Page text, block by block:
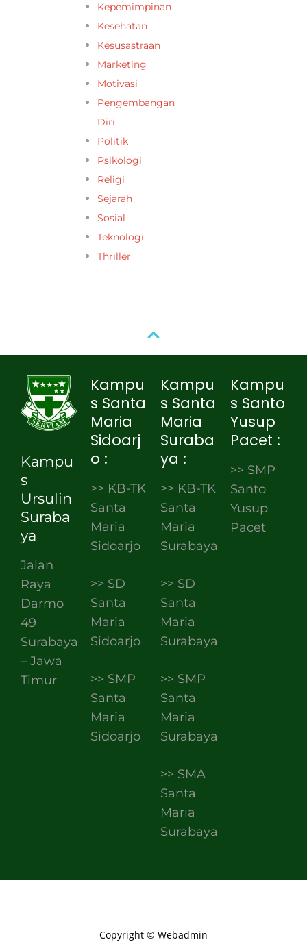
Kepemimpinan
Kesehatan
Kesusastraan
Marketing
Motivasi
Pengembangan
Diri
Politik
Psikologi
Religi
Sejarah
Sosial
Teknologi
Thriller
Kampu
s
Ursulin
Suraba
ya
Jalan
Raya
Darmo
49
Surabaya
– Jawa
Timur
Kampu
s Santa
Maria
Sidoarj
o :
>> KB-TK
Santa
Maria
Sidoarjo
>> SD
Santa
Maria
Sidoarjo
>> SMP
Santa
Maria
Sidoarjo
Kampu
s Santa
Maria
Suraba
ya :
>> KB-TK
Santa
Maria
Surabaya
>> SD
Santa
Maria
Surabaya
>> SMP
Santa
Maria
Surabaya
>> SMA
Santa
Maria
Surabaya
Kampu
s Santo
Yusup
Pacet :
>> SMP
Santo
Yusup
Pacet
Copyright © Webadmin